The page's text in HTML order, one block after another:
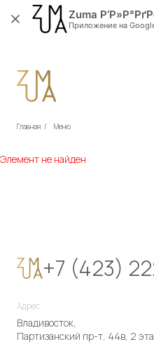
Главная / Меню
Элемент не найден
+7 (423)
Адрес
Владивосток,
Партизанский пр-т, 44в, 2
Приложение на